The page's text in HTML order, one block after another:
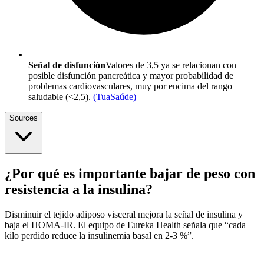
Señal de disfunciónValores de 3,5 ya se relacionan con
posible disfunción pancreática y mayor probabilidad de
problemas cardiovasculares, muy por encima del rango
saludable (<2,5). (TuaSaúde)
Sources
¿Por qué es importante bajar de peso con
resistencia a la insulina?
Disminuir el tejido adiposo visceral mejora la señal de insulina y
baja el HOMA-IR. El equipo de Eureka Health señala que “cada
kilo perdido reduce la insulinemia basal en 2-3 %”.